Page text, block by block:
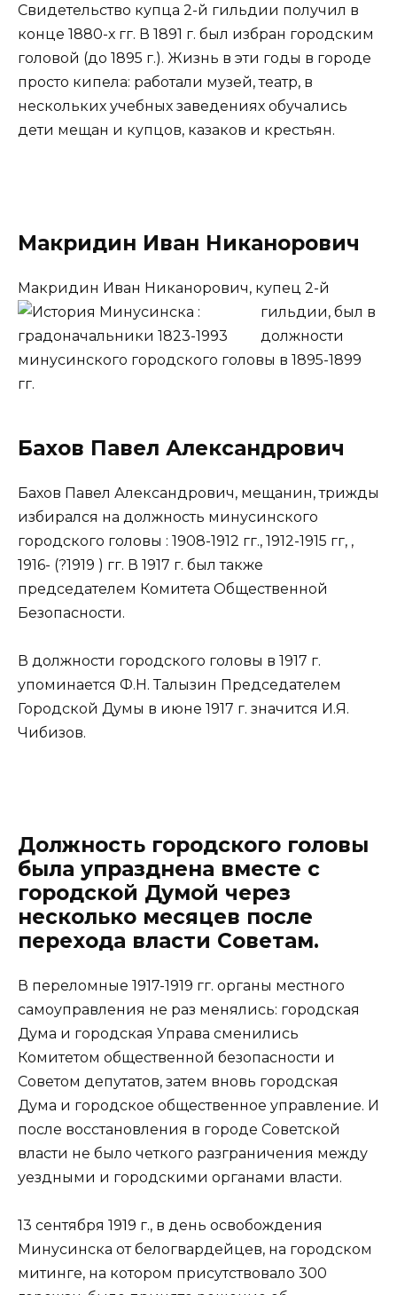
Свидетельство купца 2-й гильдии получил в
конце 1880-х гг. В 1891 г. был избран городским
головой (до 1895 г.). Жизнь в эти годы в городе
просто кипела: работали музей, театр, в
нескольких учебных заведениях обучались
дети мещан и купцов, казаков и крестьян.
Макридин Иван Никанорович
Макридин Иван Никанорович, купец 2-й
гильдии, был в
должности
минусинского городского головы в 1895-1899
гг.
Бахов Павел Александрович
Бахов Павел Александрович, мещанин, трижды
избирался на должность минусинского
городского головы : 1908-1912 гг., 1912-1915 гг, ,
1916- (?1919 ) гг. В 1917 г. был также
председателем Комитета Общественной
Безопасности.
В должности городского головы в 1917 г.
упоминается Ф.Н. Талызин Председателем
Городской Думы в июне 1917 г. значится И.Я.
Чибизов.
Должность городского головы
была упразднена вместе с
городской Думой через
несколько месяцев после
перехода власти Советам.
В переломные 1917-1919 гг. органы местного
самоуправления не раз менялись: городская
Дума и городская Управа сменились
Комитетом общественной безопасности и
Советом депутатов, затем вновь городская
Дума и городское общественное управление. И
после восстановления в городе Советской
власти не было четкого разграничения между
уездными и городскими органами власти.
13 сентября 1919 г., в день освобождения
Минусинска от белогвардейцев, на городском
митинге, на котором присутствовало 300